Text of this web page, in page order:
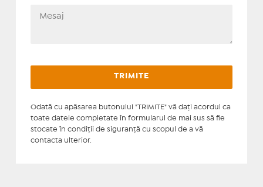
Odată cu apăsarea butonului "TRIMITE" vă daţi acordul ca
toate datele completate în formularul de mai sus să fie
stocate în condiţii de siguranţă cu scopul de a vă
contacta ulterior.